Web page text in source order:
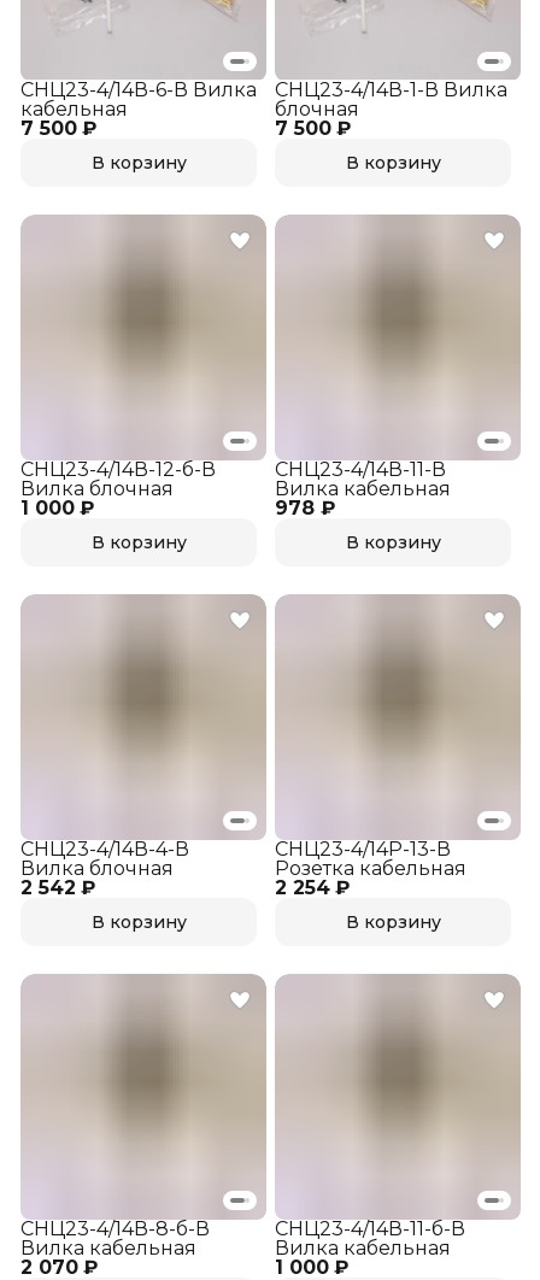
7 500 ₽
СНЦ23-4/14В-6-В Вилка
кабельная
В корзину
7 500 ₽
СНЦ23-4/14В-1-В Вилка
блочная
В корзину
1 000 ₽
СНЦ23-4/14В-12-б-В
Вилка блочная
В корзину
978 ₽
СНЦ23-4/14В-11-В
Вилка кабельная
В корзину
2 542 ₽
СНЦ23-4/14В-4-В
Вилка блочная
В корзину
2 254 ₽
СНЦ23-4/14Р-13-В
Розетка кабельная
В корзину
2 070 ₽
СНЦ23-4/14В-8-б-В
Вилка кабельная
1 000 ₽
СНЦ23-4/14В-11-б-В
Вилка кабельная